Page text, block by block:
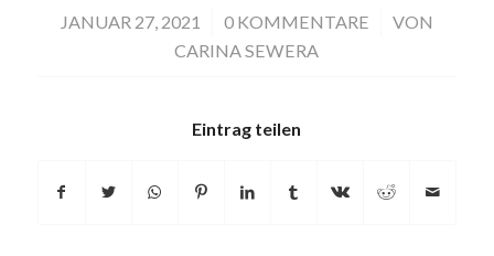
JANUAR 27, 2021
/ 0 KOMMENTARE
/
VON
CARINA SEWERA
Eintrag teilen